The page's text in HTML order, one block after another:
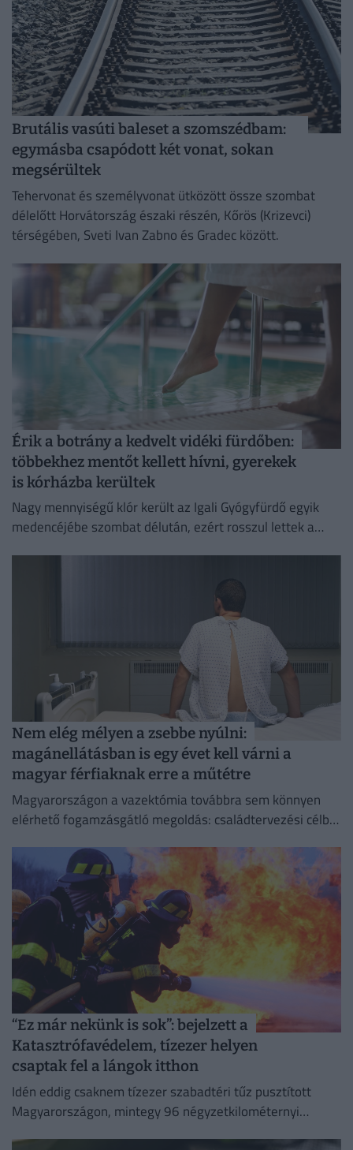
Brutális vasúti baleset a szomszédbam:
egymásba csapódott két vonat, sokan
megsérültek
Tehervonat és személyvonat ütközött össze szombat
délelőtt Horvátország északi részén, Kőrös (Krizevci)
térségében, Sveti Ivan Zabno és Gradec között.
Érik a botrány a kedvelt vidéki fürdőben:
többekhez mentőt kellett hívni, gyerekek
is kórházba kerültek
Nagy mennyiségű klór került az Igali Gyógyfürdő egyik
medencéjébe szombat délután, ezért rosszul lettek a
Nem elég mélyen a zsebbe nyúlni:
magánellátásban is egy évet kell várni a
magyar férfiaknak erre a műtétre
Magyarországon a vazektómia továbbra sem könnyen
elérhető fogamzásgátló megoldás: családtervezési célból
“Ez már nekünk is sok”: bejelzett a
Katasztrófavédelem, tízezer helyen
csaptak fel a lángok itthon
Idén eddig csaknem tízezer szabadtéri tűz pusztított
Magyarországon, mintegy 96 négyzetkilométernyi